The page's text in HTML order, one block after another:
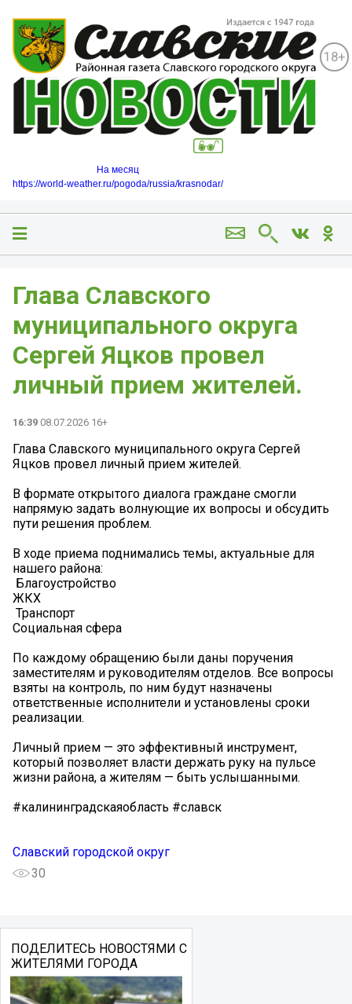
18+
На месяц
https://world-weather.ru/pogoda/russia/krasnodar/
Глава Славского
муниципального округа
Сергей Яцков провел
личный прием жителей.
16:39 08.07.2026 16+
Глава Славского муниципального округа Сергей
Яцков провел личный прием жителей.
В формате открытого диалога граждане смогли
напрямую задать волнующие их вопросы и обсудить
пути решения проблем.
В ходе приема поднимались темы, актуальные для
нашего района:
️ Благоустройство
ЖКХ
️ Транспорт
Социальная сфера
По каждому обращению были даны поручения
заместителям и руководителям отделов. Все вопросы
взяты на контроль, по ним будут назначены
ответственные исполнители и установлены сроки
реализации.
Личный прием — это эффективный инструмент,
который позволяет власти держать руку на пульсе
жизни района, а жителям — быть услышанными.
#калининградскаяобласть #славск
Славский городской округ
30
ПОДЕЛИТЕСЬ НОВОСТЯМИ С
ЖИТЕЛЯМИ ГОРОДА